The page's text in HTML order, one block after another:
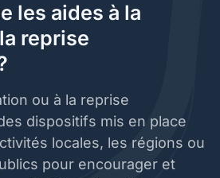
les aides à la
reprise
ou à la reprise
dispositifs mis en place
locales, les régions ou
pour encourager et